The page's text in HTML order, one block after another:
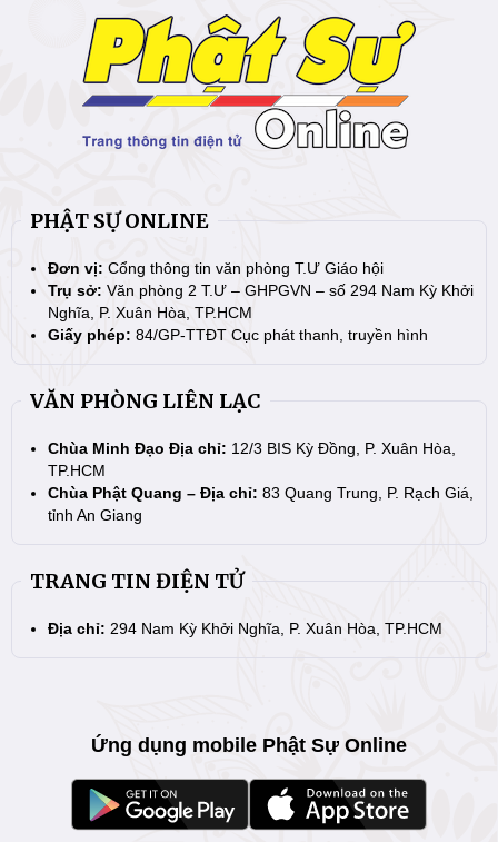
PHẬT SỰ ONLINE
Đơn vị: Cổng thông tin văn phòng T.Ư Giáo hội
Trụ sở: Văn phòng 2 T.Ư – GHPGVN – số 294 Nam Kỳ Khởi
Nghĩa, P. Xuân Hòa, TP.HCM
Giấy phép: 84/GP-TTĐT Cục phát thanh, truyền hình
VĂN PHÒNG LIÊN LẠC
Chùa Minh Đạo Địa chỉ: 12/3 BIS Kỳ Đồng, P. Xuân Hòa,
TP.HCM
Chùa Phật Quang – Địa chỉ: 83 Quang Trung, P. Rạch Giá,
tỉnh An Giang
TRANG TIN ĐIỆN TỬ
Địa chỉ: 294 Nam Kỳ Khởi Nghĩa, P. Xuân Hòa, TP.HCM
Ứng dụng mobile Phật Sự Online